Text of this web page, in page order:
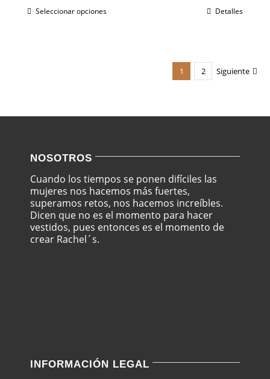
originalactual
Seleccionar opciones Detalles
1 2 Siguiente
NOSOTROS
Cuando los tiempos se ponen difíciles las
mujeres nos hacemos más fuertes,
superamos retos, nos hacemos increíbles.
Dicen que no es el momento para hacer
vestidos, pues entonces es el momento de
crear Rachel´s.
INFORMACIÓN LEGAL